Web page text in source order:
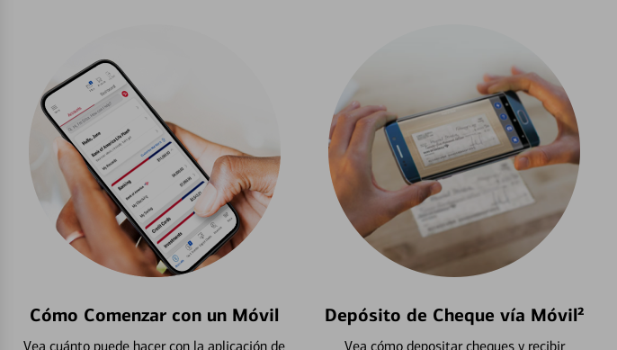
Cómo Comenzar con un Móvil
Vea cuánto puede hacer con la aplicación de
Depósito de Cheque vía Móvil²
Vea cómo depositar cheques y recibir